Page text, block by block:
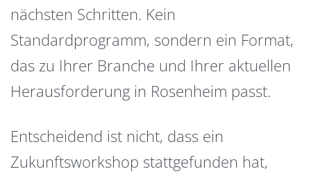
nächsten Schritten. Kein
Standardprogramm, sondern ein Format,
das zu Ihrer Branche und Ihrer aktuellen
Herausforderung in Rosenheim passt.
Entscheidend ist nicht, dass ein
Zukunftsworkshop stattgefunden hat,